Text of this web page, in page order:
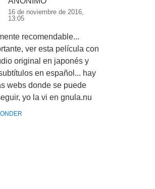
16 de noviembre de 2016,
13:05
recomendable...
ver esta película con
original en japonés y
en español... hay
webs donde se puede
yo la vi en gnula.nu